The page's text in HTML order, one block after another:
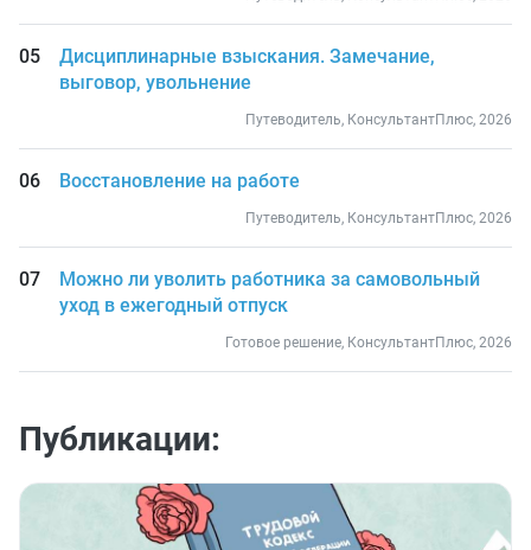
Дисциплинарные взыскания. Замечание,
выговор, увольнение
Путеводитель, КонсультантПлюс, 2026
Восстановление на работе
Путеводитель, КонсультантПлюс, 2026
Можно ли уволить работника за самовольный
уход в ежегодный отпуск
Готовое решение, КонсультантПлюс, 2026
Публикации: